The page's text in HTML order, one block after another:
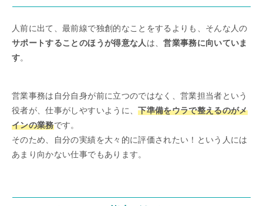
人前に出て、最前線で独創的なことをするよりも、そんな人の
サポートすることのほうが得意な人 は、営業事務に向いていま
す。
営業事務は自分自身が前に立つのではなく、営業担当者という
役者が、仕事がしやすいように、下準備をウラで整えるのがメ
インの業務です。
そのため、自分の実績を大々的に評価されたい！という人には
あまり向かない仕事でもあります。